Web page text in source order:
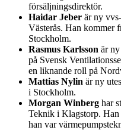
försäljningsdirektör.
Haidar Jeber är ny
Västerås. Han kommer
Stockholm.
Rasmus Karlsson är
på Svensk
en liknande roll på
Mattias Nylin är ny
i Stockholm.
Morgan Winberg har
Teknik i Klagstorp. Han
han var